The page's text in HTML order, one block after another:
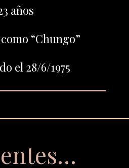
años
“Chungo”
el 28/6/1975